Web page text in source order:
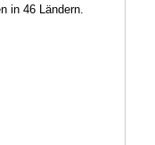
dem
nach wie
ALPLA stark